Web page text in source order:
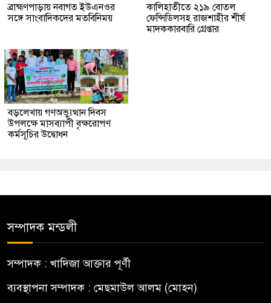
ব্রাহ্মণপাড়ায় নবাগত ইউএনওর
সঙ্গে সাংবাদিকদের মতবিনিময়
কালিহাতীতে ২১৯ বোতল
ফেন্সিডিলসহ রাজশাহীর শীর্ষ
মাদককারবারি গ্রেপ্তার
বড়লেখায় গণঅভ্যুত্থান দিবস
উপলক্ষে মাসব্যাপী বৃক্ষরোপণ
কর্মসূচির উদ্বোধন
সম্পাদক মন্ডলী
সম্পাদক : খাদিজা আক্তার পূর্ণী
ব্যবস্থাপনা সম্পাদক : মেছমাউল আলম (মোহন)